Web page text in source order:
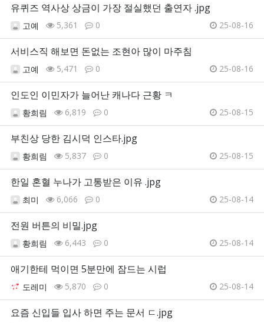
유퀴즈 역사상 상금이 가장 절실했던 출연자 .jpg
고예 5,361 0 25-08-16
서비스직 해보면 돈없는 조현아 많이 마주침
고예 5,471 0 25-08-16
인도인 이민자가 늘어난 캐나다 근황 ㅋ
황희림 6,819 0 25-08-15
부친상 당한 김시덕 인스타.jpg
황희림 5,837 0 25-08-15
한일 혼혈 누나가 고통받은 이유 .jpg
최미 6,066 0 25-08-14
전원 버튼의 비밀.jpg
황희림 6,443 0 25-08-14
애기한테 먹이면 5분만에 잠드는 시럽
도레미 5,870 0 25-08-14
요즘 신입들 입사 하면 주는 문서 ㄷ.jpg